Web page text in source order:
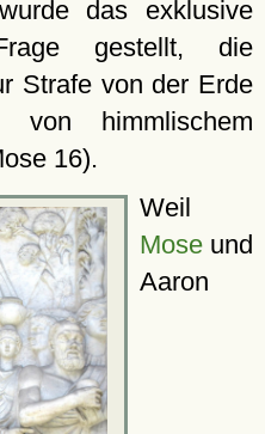
das exklusive
gestellt, die
Strafe von der Erde
von himmlischem
16).
Weil
Moseund
Aaron